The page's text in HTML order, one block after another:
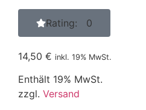
Rating: 0
14,50 € inkl. 19% MwSt.
Enthält 19% MwSt.
zzgl. Versand